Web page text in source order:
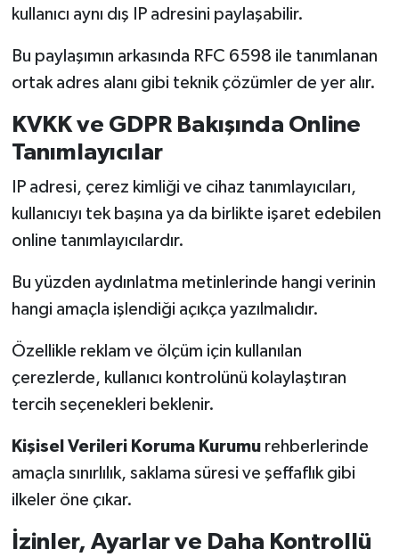
kullanıcı aynı dış IP adresini paylaşabilir.
Bu paylaşımın arkasında RFC 6598 ile tanımlanan
ortak adres alanı gibi teknik çözümler de yer alır.
KVKK ve GDPR Bakışında Online
Tanımlayıcılar
IP adresi, çerez kimliği ve cihaz tanımlayıcıları,
kullanıcıyı tek başına ya da birlikte işaret edebilen
online tanımlayıcılardır.
Bu yüzden aydınlatma metinlerinde hangi verinin
hangi amaçla işlendiği açıkça yazılmalıdır.
Özellikle reklam ve ölçüm için kullanılan
çerezlerde, kullanıcı kontrolünü kolaylaştıran
tercih seçenekleri beklenir.
Kişisel Verileri Koruma Kurumurehberlerinde
amaçla sınırlılık, saklama süresi ve şeffaflık gibi
ilkeler öne çıkar.
İzinler, Ayarlar ve Daha Kontrollü